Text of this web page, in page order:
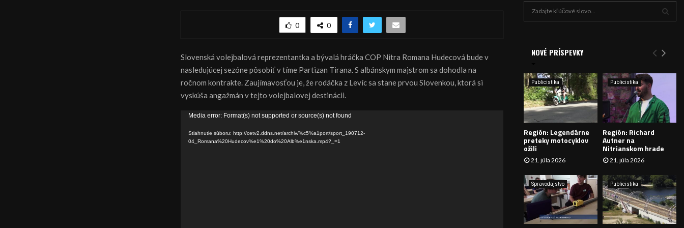
0 0
Slovenská volejbalová reprezentantka a bývalá hráčka COP Nitra Romana Hudecová bude v
nasledujúcej sezóne pôsobiť v tíme Partizan Tirana. S albánskym majstrom sa dohodla na
ročnom kontrakte. Zaujímavosťou je, že rodáčka z Levíc sa stane prvou Slovenkou, ktorá si
vyskúša angažmán v tejto volejbalovej destinácii.
Media error: Format(s) not supported or source(s) not found
Stiahnutie súboru: http://cetv2.ddns.net/archiv/%c5%a1port/sport_190712-
04_Romana%20Hudecov%e1%20do%20Alb%e1nska.mp4?_=1
e
:
Y
H
A
Á
V
A
N
NOVÉ PRÍSPEVKY
Publicistika
Región: Legendárne
preteky motocyklov
ožili
21. júla 2026
Publicistika
Región: Richard
Autner na
Nitrianskom hrade
21. júla 2026
Spravodajstvo Publicistika